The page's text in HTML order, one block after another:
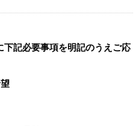
下記必要事項を明記のうえご応